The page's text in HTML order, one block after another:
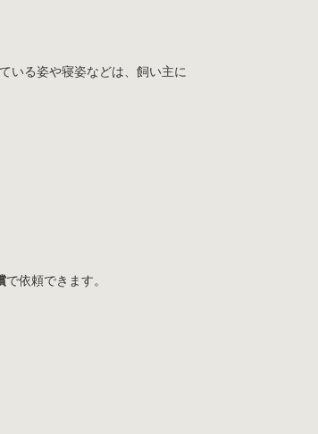
いる姿や寝姿などは、飼い主に
で依頼できます。